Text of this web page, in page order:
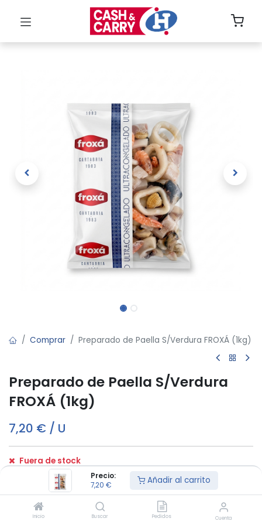
Precio:
7,20 € Añadir al carrito
Inicio Buscar Pedidos Cuenta
Comprar Preparado de Paella S/Verdura FROXÁ (1kg)
Preparado de Paella S/Verdura
FROXÁ (1kg)
7,20 € / U
Fuera de stock
Reciba una notificación cuando vuelva a estar disponible
Términos y condiciones: